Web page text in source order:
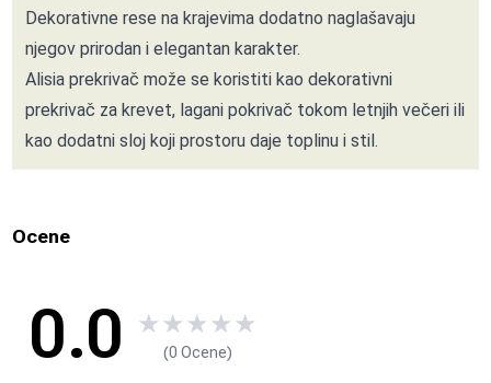
Dekorativne rese na krajevima dodatno naglašavaju
njegov prirodan i elegantan karakter.
Alisia prekrivač može se koristiti kao dekorativni
prekrivač za krevet, lagani pokrivač tokom letnjih večeri ili
kao dodatni sloj koji prostoru daje toplinu i stil.
Ocene
0.0 ★★★★★
(0 Ocene)